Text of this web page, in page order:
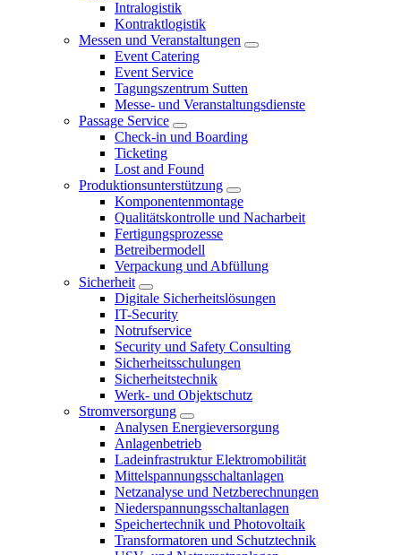
Intralogistik
Kontraktlogistik
Messen und Veranstaltungen
Event Catering
Event Service
Tagungszentrum Sutten
Messe- und Veranstaltungsdienste
Passage Service
Check-in und Boarding
Ticketing
Lost and Found
Produktionsunterstützung
Komponentenmontage
Qualitätskontrolle und Nacharbeit
Fertigungsprozesse
Betreibermodell
Verpackung und Abfüllung
Sicherheit
Digitale Sicherheitslösungen
IT-Security
Notrufservice
Security und Safety Consulting
Sicherheitsschulungen
Sicherheitstechnik
Werk- und Objektschutz
Stromversorgung
Analysen Energieversorgung
Anlagenbetrieb
Ladeinfrastruktur Elektromobilität
Mittelspannungsschaltanlagen
Netzanalyse und Netzberechnungen
Niederspannungsschaltanlagen
Speichertechnik und Photovoltaik
Transformatoren und Schutztechnik